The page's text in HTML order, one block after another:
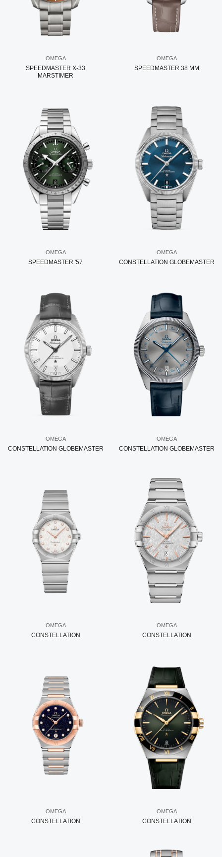
OMEGA
SPEEDMASTER X-33
MARSTIMER
OMEGA
SPEEDMASTER 38 MM
OMEGA
SPEEDMASTER '57
OMEGA
CONSTELLATION GLOBEMASTER
OMEGA
CONSTELLATION GLOBEMASTER
OMEGA
CONSTELLATION GLOBEMASTER
OMEGA
CONSTELLATION
OMEGA
CONSTELLATION
OMEGA
CONSTELLATION
OMEGA
CONSTELLATION